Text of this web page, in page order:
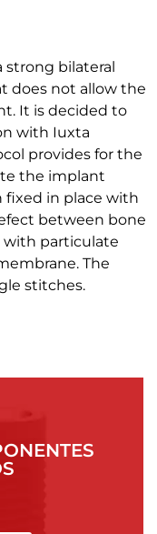
strong bilateral
does not allow the
It is decided to
with Iuxta
provides for the
the implant
fixed in place with
between bone
with particulate
The
stitches.